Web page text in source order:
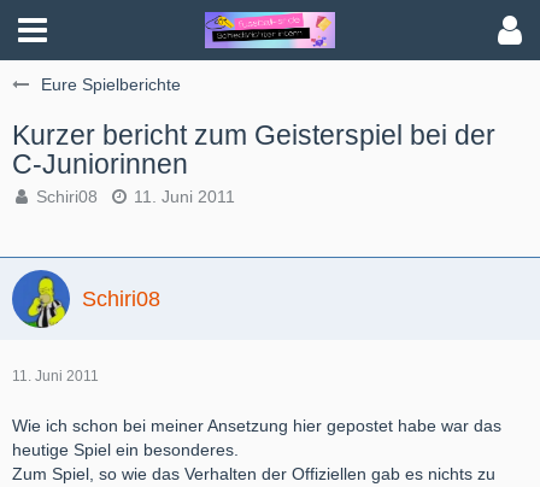
Eure Spielberichte
Kurzer bericht zum Geisterspiel bei der
C-Juniorinnen
Schiri08 11. Juni 2011
Schiri08
11. Juni 2011
Wie ich schon bei meiner Ansetzung hier gepostet habe war das
heutige Spiel ein besonderes.
Zum Spiel, so wie das Verhalten der Offiziellen gab es nichts zu